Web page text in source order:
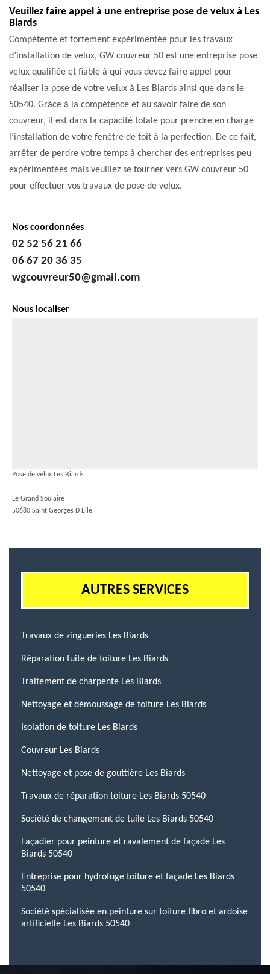
Veuillez faire appel à une entreprise pose de velux à Les
Biards
Compétente et fortement expérimentée pour les travaux
d’installation de velux, GW couvreur 50 est une entreprise pose
velux qualifiée et fiable à qui vous devez faire appel pour
réaliser la pose de votre velux à Les Biards ainsi que dans le
50540. Grâce à la compétence et au savoir faire de son
couvreur, il est dans la capacité totale pour prendre en charge
l’installation de votre fenêtre de toit à la perfection. De ce fait,
arrêter de perdre votre temps à chercher des entreprises peu
expérimentées mais veuillez se tourner vers GW couvreur 50
pour effectuer vos travaux de pose de velux.
Nos coordonnées
02 52 56 21 66
06 67 20 36 35
wgcouvreur50@gmail.com
Nous localiser
Pose de velux Les Biards
Le Grand Soulaire
50680 Saint Georges D Elle
AUTRES SERVICES
Travaux de zingueries Les Biards
Réparation fuite de toiture Les Biards
Traitement de charpente Les Biards
Nettoyage et démoussage de toiture Les Biards
Isolation de toiture Les Biards
Couvreur Les Biards
Nettoyage et pose de gouttière Les Biards
Travaux de réparation toiture Les Biards 50540
Société de changement de tuile Les Biards 50540
Façadier pour peinture et ravalement de façade Les
Biards 50540
Entreprise pour hydrofuge toiture et façade Les Biards
50540
Société spécialisée en peinture sur toiture fibro et ardoise
artificielle Les Biards 50540